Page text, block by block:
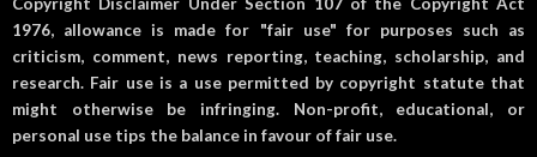
Copyright Disclaimer Under Section 107 of the Copyright Act
1976, allowance is made for "fair use" for purposes such as
criticism, comment, news reporting, teaching, scholarship, and
research. Fair use is a use permitted by copyright statute that
might otherwise be infringing. Non-profit, educational, or
personal use tips the balance in favour of fair use.